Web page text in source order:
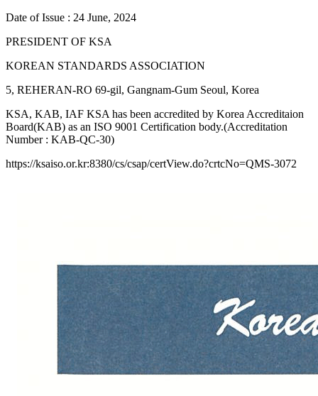
Date of Issue : 24 June, 2024
PRESIDENT OF KSA
KOREAN STANDARDS ASSOCIATION
5, REHERAN-RO 69-gil, Gangnam-Gum Seoul, Korea
KSA, KAB, IAF KSA has been accredited by Korea Accreditaion
Board(KAB) as an ISO 9001 Certification body.(Accreditation
Number : KAB-QC-30)
https://ksaiso.or.kr:8380/cs/csap/certView.do?crtcNo=QMS-3072